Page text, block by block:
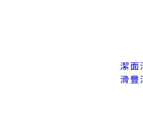
潔面
滑豐